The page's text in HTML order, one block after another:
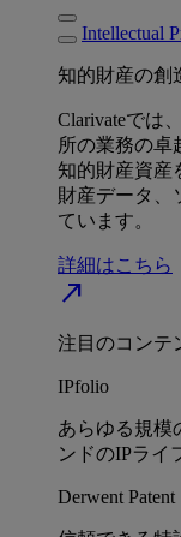
Intellectual
知的財産の創
Clarivateでは
所の業務の卓
知的財産資産
財産データ、
ています。
詳細はこちら
north_east
注目のコンテ
IPfolio
あらゆる規模
ンドのIPライ
Derwent Patent